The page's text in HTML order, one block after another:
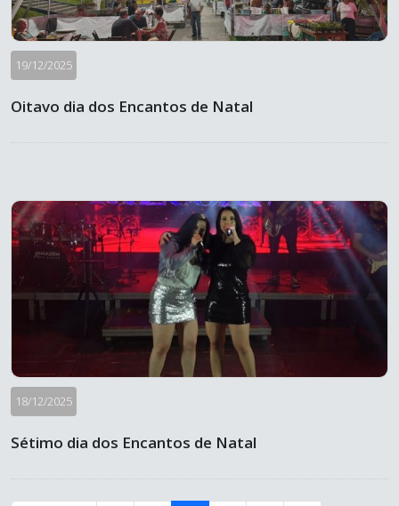
19/12/2025
Oitavo dia dos Encantos de Natal
18/12/2025
Sétimo dia dos Encantos de Natal